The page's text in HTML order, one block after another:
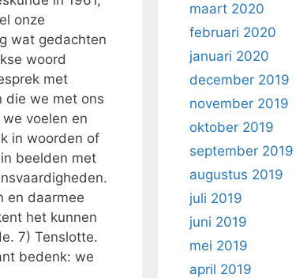
onze
wat gedachten
woord
met
die we met ons
voelen en
in woorden of
beelden met
en daarmee
het kunnen
7) Tenslotte.
bedenk: we
maart 2020
februari 2020
januari 2020
december 2019
november 2019
oktober 2019
september 2019
augustus 2019
juli 2019
juni 2019
mei 2019
april 2019